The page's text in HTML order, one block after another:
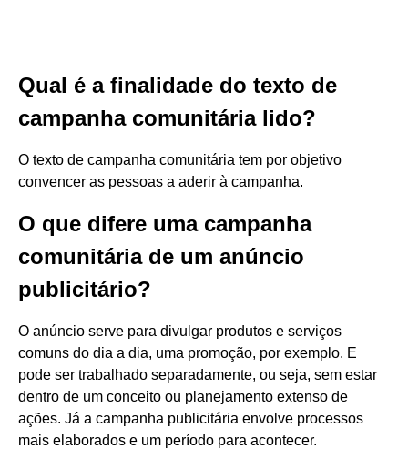
Qual é a finalidade do texto de
campanha comunitária lido?
O texto de campanha comunitária tem por objetivo
convencer as pessoas a aderir à campanha.
O que difere uma campanha
comunitária de um anúncio
publicitário?
O anúncio serve para divulgar produtos e serviços
comuns do dia a dia, uma promoção, por exemplo. E
pode ser trabalhado separadamente, ou seja, sem estar
dentro de um conceito ou planejamento extenso de
ações. Já a campanha publicitária envolve processos
mais elaborados e um período para acontecer.